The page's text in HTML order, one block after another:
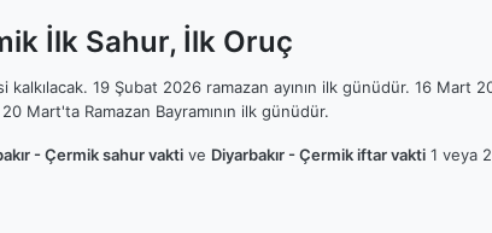
İlk Sahur, İlk Oruç
kalkılacak. 19 Şubat 2026 ramazan ayının ilk günüdür. 16 Mart
Mart'ta Ramazan Bayramının ilk günüdür.
- Çermik sahur vakti ve Diyarbakır - Çermik iftar vakti 1 veya